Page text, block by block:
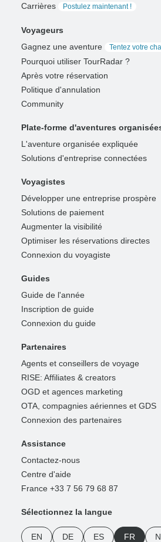
Carrières
Postulez maintenant !
Voyageurs
Gagnez une aventure
Tentez votre
Pourquoi utiliser TourRadar ?
Après votre réservation
Politique d'annulation
Community
Plate-forme d'aventures
L'aventure organisée expliquée
Solutions d'entreprise connectées
Voyagistes
Développer une entreprise prospère
Solutions de paiement
Augmenter la visibilité
Optimiser les réservations directes
Connexion du voyagiste
Guides
Guide de l'année
Inscription de guide
Connexion du guide
Partenaires
Agents et conseillers de voyage
RISE: Affiliates & creators
OGD et agences marketing
OTA, compagnies aériennes et GDS
Connexion des partenaires
Assistance
Contactez-nous
Centre d'aide
France +33 7 56 79 68 87
Sélectionnez la langue
EN DE ES FR